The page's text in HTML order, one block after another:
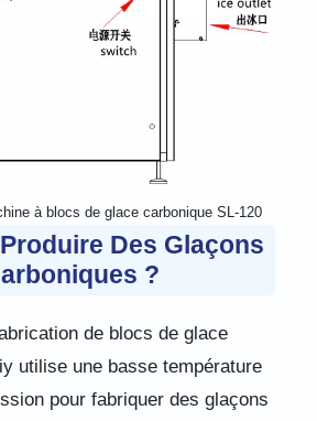
à blocs de glace carbonique SL-120
Des Glaçons
?
de blocs de glace
utilise une basse température
pour fabriquer des glaçons